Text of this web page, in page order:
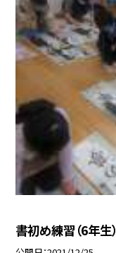
書初め練習（6年生）